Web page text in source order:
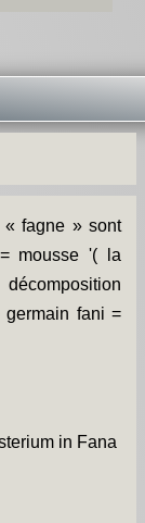
« fagne » sont
mousse '( la
fani =
in Fana